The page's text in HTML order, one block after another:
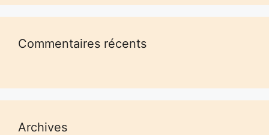
Commentaires récents
Archives